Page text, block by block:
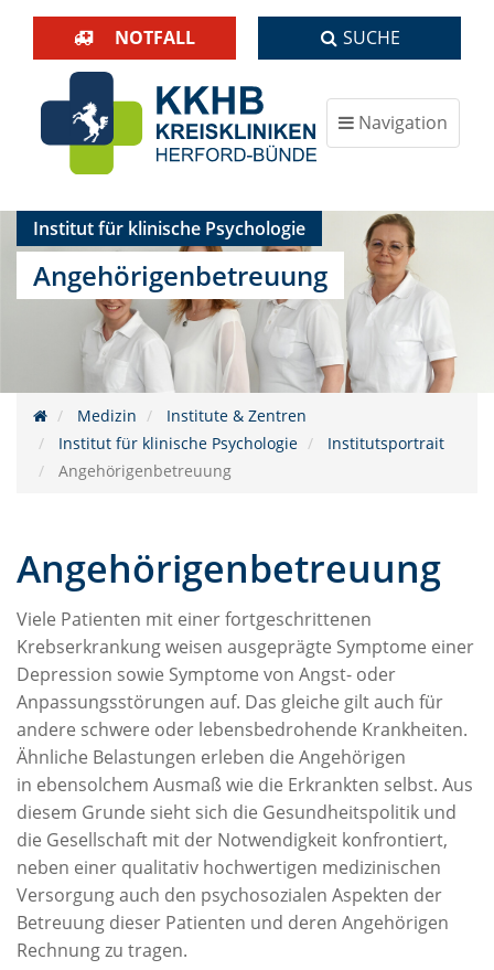
NOTFALL SUCHE
Navigation
ein-/ausblenden
Institut für klinische Psychologie
Angehörigenbetreuung
Medizin
Institute & Zentren
Institut für klinische Psychologie
Institutsportrait
Angehörigenbetreuung
Angehörigenbetreuung
Viele Patienten mit einer fortgeschrittenen
Krebserkrankung weisen ausgeprägte Symptome einer
Depression sowie Symptome von Angst- oder
Anpassungsstörungen auf. Das gleiche gilt auch für
andere schwere oder lebensbedrohende Krankheiten.
Ähnliche Belastungen erleben die Angehörigen
in ebensolchem Ausmaß wie die Erkrankten selbst. Aus
diesem Grunde sieht sich die Gesundheitspolitik und
die Gesellschaft mit der Notwendigkeit konfrontiert,
neben einer qualitativ hochwertigen medizinischen
Versorgung auch den psychosozialen Aspekten der
Betreuung dieser Patienten und deren Angehörigen
Rechnung zu tragen.